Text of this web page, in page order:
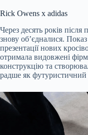
Rick Owens x adidas
Через десять років
знову об’єдналися.
презентації нових
отримала видовжені
конструкцію та
радше як футуристичний